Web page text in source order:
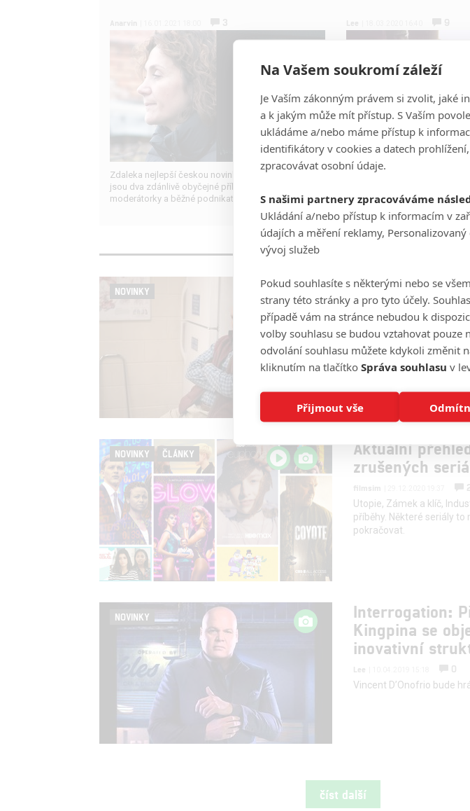
Zdaleka nejlepší českou novinkou letošního roku
jsou dva zdánlivě obyčejné příběhy známé
moderátorky a běžné podnikatelky.
Zlé jazyky tvrdí, že seriál Živí
existují jiné série, které je
NOVINKY
Dopesick:
lidskou bolestí
thriller
| 12.08.2021 17:54
Pusťte si upoutávku pro
skutečné události
NOVINKY ČLÁNKY
Aktuální
zrušených
filmsim
Utopie, Zámek a klíč,
příběhy. Některé seriály
pokračovat.
NOVINKY
Interrogation:
Kingpina se
inovativní
Lee
0
Vincent D’Onofrio bude
číst další
Na Vašem soukromí záleží
Je Vaším zákonným právem si zvolit, jaké
a k jakým může mít přístup. S Vaším
ukládáme a/nebo máme přístup k
identifikátory v cookies a datech
zpracovávat osobní údaje.
S našimi partnery zpracováváme
Ukládání a/nebo přístup k informacím v
údajích a měření reklamy,
vývoj služeb
Pokud souhlasíte s některými nebo se
strany této stránky a pro tyto účely.
případě vám na stránce nebudou k
volby souhlasu se budou vztahovat pouze
odvolání souhlasu můžete kdykoli změnit
kliknutím na tlačítko Správa souhlasu v
Přijmout vše